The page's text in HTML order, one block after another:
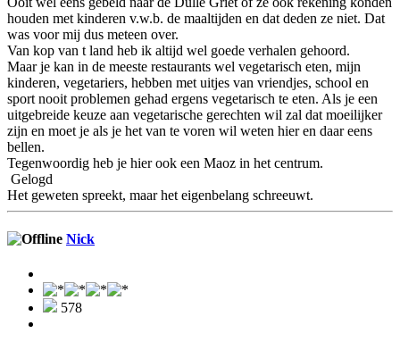
houden met kinderen v.w.b. de maaltijden en dat deden ze niet. Dat
was voor mij dus meteen over.
Van kop van t land heb ik altijd wel goede verhalen gehoord.
Maar je kan in de meeste restaurants wel vegetarisch eten, mijn
kinderen, vegetariers, hebben met uitjes van vriendjes, school en
sport nooit problemen gehad ergens vegetarisch te eten. Als je een
uitgebreide keuze aan vegetarische gerechten wil zal dat moeilijker
zijn en moet je als je het van te voren wil weten hier en daar eens
bellen.
Tegenwoordig heb je hier ook een Maoz in het centrum.
Gelogd
Het geweten spreekt, maar het eigenbelang schreeuwt.
Nick
578